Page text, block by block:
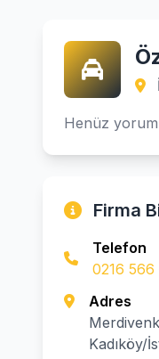
Henüz yorum
Firma
Telefon
0216 566
Adres
Kadıköy/